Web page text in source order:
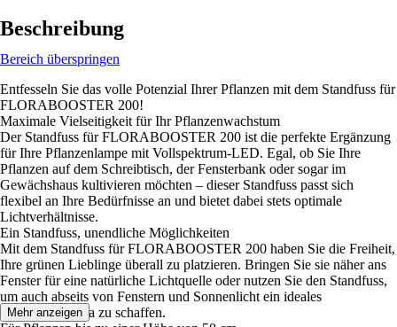
Beschreibung
Bereich überspringen
Entfesseln Sie das volle Potenzial Ihrer Pflanzen mit dem Standfuss für
FLORABOOSTER 200!
Maximale Vielseitigkeit für Ihr Pflanzenwachstum
Der Standfuss für FLORABOOSTER 200 ist die perfekte Ergänzung
für Ihre Pflanzenlampe mit Vollspektrum-LED. Egal, ob Sie Ihre
Pflanzen auf dem Schreibtisch, der Fensterbank oder sogar im
Gewächshaus kultivieren möchten – dieser Standfuss passt sich
flexibel an Ihre Bedürfnisse an und bietet dabei stets optimale
Lichtverhältnisse.
Ein Standfuss, unendliche Möglichkeiten
Mit dem Standfuss für FLORABOOSTER 200 haben Sie die Freiheit,
Ihre grünen Lieblinge überall zu platzieren. Bringen Sie sie näher ans
Fenster für eine natürliche Lichtquelle oder nutzen Sie den Standfuss,
um auch abseits von Fenstern und Sonnenlicht ein ideales
Wachstumsklima zu schaffen.
Mehr anzeigen